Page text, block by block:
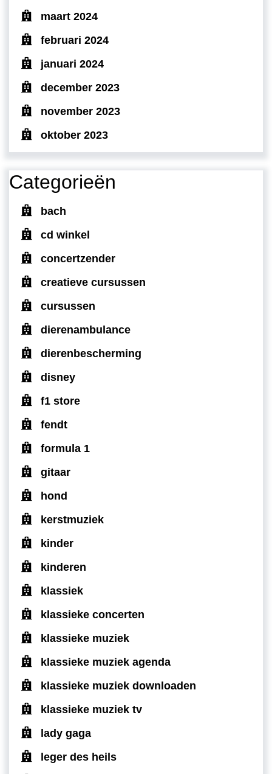
maart 2024
februari 2024
januari 2024
december 2023
november 2023
oktober 2023
Categorieën
bach
cd winkel
concertzender
creatieve cursussen
cursussen
dierenambulance
dierenbescherming
disney
f1 store
fendt
formula 1
gitaar
hond
kerstmuziek
kinder
kinderen
klassiek
klassieke concerten
klassieke muziek
klassieke muziek agenda
klassieke muziek downloaden
klassieke muziek tv
lady gaga
leger des heils